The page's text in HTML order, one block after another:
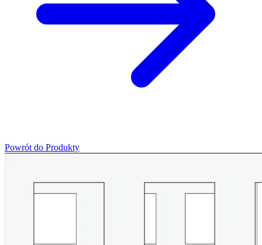
Powrót do Produkty